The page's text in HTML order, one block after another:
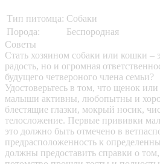
Тип питомца: Собаки
Порода:
Беспородная
Советы
Стать хозяином собаки или кошки –
радость, но и огромная
будущего четвероного члена семьи?
Удостоверьтесь в том, что щенок или
малыши активны, любопытны и
блестящие глазки, мокрый носик,
телосложение. Первые прививки
это должно быть отмечено в
предрасположенность к
должны предоставить справки о